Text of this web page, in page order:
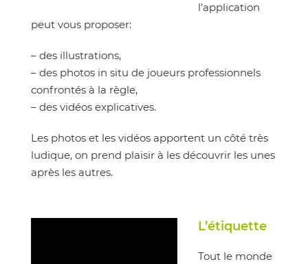
l’application
peut vous proposer:
– des illustrations,
– des photos in situ de joueurs professionnels
confrontés à la règle,
– des vidéos explicatives.
Les photos et les vidéos apportent un côté très
ludique, on prend plaisir à les découvrir les unes
après les autres.
L’étiquette
Tout le monde